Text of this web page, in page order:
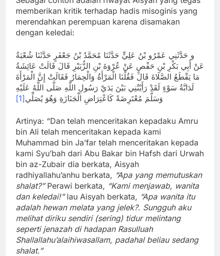
memberikan kritik terhadap hadis misoginis yang
merendahkan perempuan karena disamakan
dengan keledai:
و حَدَّثَنِي عَمْرُو بْنُ عَلِيٍّ حَدَّثَنَا مُحَمَّدُ بْنُ جَعْفَرٍ حَدَّثَنَا شُعْبَةُ
عَنْ أَبِي بَكْرِ بْنِ حَفْصٍ عَنْ عُرْوَةَ بْنِ الزُّبَيْرِ قَالَ قَالَتْ عَائِشَةُ
مَا يَقْطَعُ الصَّلَاةَ قَالَ فَقُلْنَا الْمَرْأَةُ وَالْحِمَارُ فَقَالَتْ إِنَّ الْمَرْأَةَ
لَدَابَّةُ سَوْءٍ لَقَدْ رَأَيْتُنِي بَيْنَ يَدَيْ رَسُولِ اللَّهِ صَلَّى اللَّهُ عَلَيْهِ
وَسَلَّمَ مُعْتَرِضَةً كَاعْتِرَاضِ الْجَنَازَةِ وَهُوَ يُصَلِّي[1]
Artinya: “Dan telah menceritakan kepadaku Amru
bin Ali telah menceritakan kepada kami
Muhammad bin Ja’far telah menceritakan kepada
kami Syu’bah dari Abu Bakar bin Hafsh dari Urwah
bin az-Zubair dia berkata, Aisyah
radhiyallahu’anhu berkata, “Apa yang memutuskan
shalat?”Perawi berkata, “Kami menjawab, wanita
dan keledai!”lau Aisyah berkata, “Apa wanita itu
adalah hewan melata yang jelek?. Sungguh aku
melihat diriku sendiri (sering) tidur melintang
seperti jenazah di hadapan Rasulluah
Shallallahu’alaihiwasallam, padahal beliau sedang
shalat.”